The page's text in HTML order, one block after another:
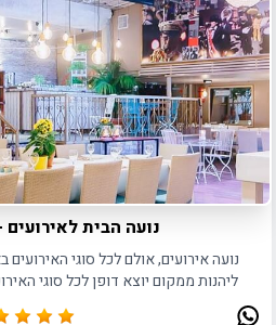
נועה הבית
נועה אירועים, אולם לכל סוגי
ליהנות ממקום יוצא דופן לכל סוגי האירועים עד